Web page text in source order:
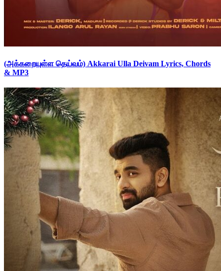
(அக்கறையுள்ள தெய்வம்) Akkarai Ulla Deivam Lyrics, Chords
& MP3